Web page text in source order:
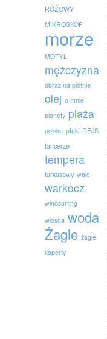
RÓŻOWY
MIKROSKOP
morze
MOTYL
mężczyzna
obraz na plotnie
olej o mnie
planety plaża
polska ptaki REJS
tancerze
tempera
turkusowy walc
warkocz
windsurfing
wiosna woda
Żagle żagle
koperty